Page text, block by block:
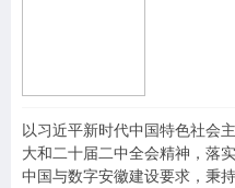
以习近平新时代中国特色社会
大和二十届二中全会精神，落
中国与数字安徽建设要求，秉